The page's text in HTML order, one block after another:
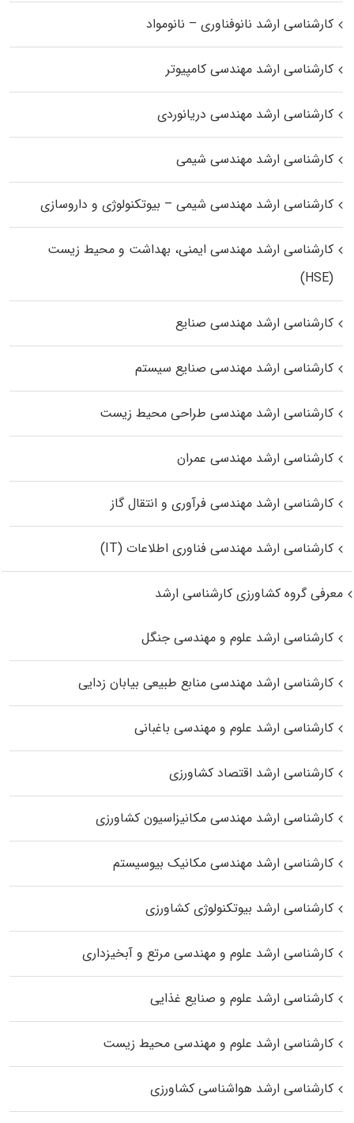
کارشناسی ارشد نانوفناوری – نانومواد
کارشناسی ارشد مهندسی کامپیوتر
کارشناسی ارشد مهندسی دریانوردی
کارشناسی ارشد مهندسی شیمی
کارشناسی ارشد مهندسی شیمی – بیوتکنولوژی و داروسازی
کارشناسی ارشد مهندسی ایمنی، بهداشت و محیط زیست
(HSE)
کارشناسی ارشد مهندسی صنایع
کارشناسی ارشد مهندسی صنایع سیستم
کارشناسی ارشد مهندسی طراحی محیط زیست
کارشناسی ارشد مهندسی عمران
کارشناسی ارشد مهندسی فرآوری و انتقال گاز
کارشناسی ارشد مهندسی فناوری اطلاعات (IT)
معرفی گروه کشاورزی کارشناسی ارشد
کارشناسی ارشد علوم و مهندسی جنگل
کارشناسی ارشد مهندسی منابع طبیعی بیابان زدایی
کارشناسی ارشد علوم و مهندسی باغبانی
کارشناسی ارشد اقتصاد کشاورزی
کارشناسی ارشد مهندسی مکانیزاسیون کشاورزی
کارشناسی ارشد مهندسی مکانیک بیوسیستم
کارشناسی ارشد بیوتکنولوژی کشاورزی
کارشناسی ارشد علوم و مهندسی مرتع و آبخیزداری
کارشناسی ارشد علوم و صنایع غذایی
کارشناسی ارشد علوم و مهندسی محیط زیست
کارشناسی ارشد هواشناسی کشاورزی